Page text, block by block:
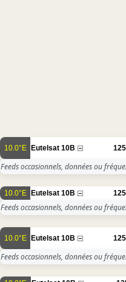
10.0°E Eutelsat 10B
Feeds occasionnels, données ou
10.0°E Eutelsat 10B
Feeds occasionnels, données ou
10.0°E Eutelsat 10B
Feeds occasionnels, données ou